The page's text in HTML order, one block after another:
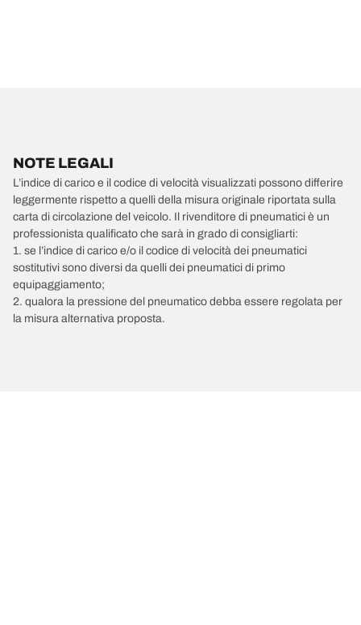
NOTE LEGALI
L’indice di carico e il codice di velocità visualizzati possono differire
leggermente rispetto a quelli della misura originale riportata sulla
carta di circolazione del veicolo. Il rivenditore di pneumatici è un
professionista qualificato che sarà in grado di consigliarti:
1. se l’indice di carico e/o il codice di velocità dei pneumatici
sostitutivi sono diversi da quelli dei pneumatici di primo
equipaggiamento;
2. qualora la pressione del pneumatico debba essere regolata per
la misura alternativa proposta.